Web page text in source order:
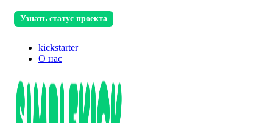
Узнать статус проекта
kickstarter
О нас